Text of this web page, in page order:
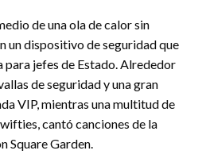
de una ola de calor sin
un dispositivo de seguridad que
para jefes de Estado. Alrededor
de seguridad y una gran
VIP, mientras una multitud de
cantó canciones de la
Square Garden.